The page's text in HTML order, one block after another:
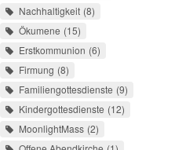
Nachhaltigkeit 8
Ökumene 15
Erstkommunion 6
Firmung 8
Familiengottesdienste 9
Kindergottesdienste 12
MoonlightMass 2